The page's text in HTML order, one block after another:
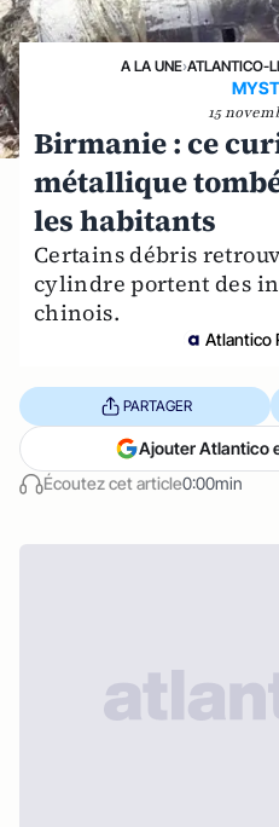
A LA UNE›ATLANTICO-
15
Birmanie : ce
métallique
les habitants
Certains débris
cylindre portent des
chinois.
Atlantico
Écoutez cet article0:00min
PARTAGER
Ajouter Atlantico